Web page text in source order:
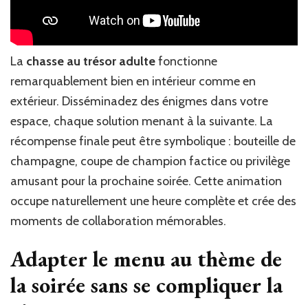
La chasse au trésor adultefonctionne
remarquablement bien en intérieur comme en
extérieur. Disséminadez des énigmes dans votre
espace, chaque solution menant à la suivante. La
récompense finale peut être symbolique : bouteille de
champagne, coupe de champion factice ou privilège
amusant pour la prochaine soirée. Cette animation
occupe naturellement une heure complète et crée des
moments de collaboration mémorables.
Adapter le menu au thème de
la soirée sans se compliquer la